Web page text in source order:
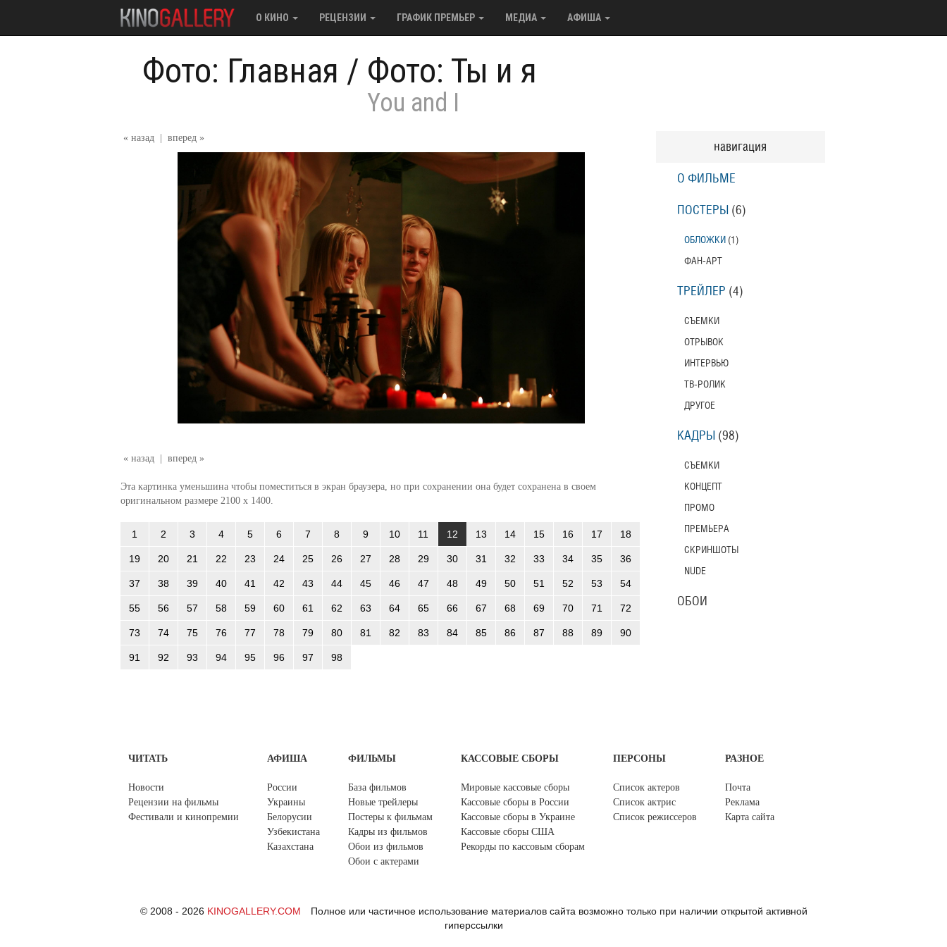
О КИНО РЕЦЕНЗИИ ГРАФИК ПРЕМЬЕР МЕДИА АФИША
Фото: Главная / Фото: Ты и я
You and I
« назад вперед »
« назад вперед »
Эта картинка уменьшина чтобы поместиться в экран браузера, но при сохранении она будет сохранена в своем
оригинальном размере 2100 x 1400.
1 2 3 4 5 6 7 8 9 10 11 12 13 14 15 16 17 18
19 20 21 22 23 24 25 26 27 28 29 30 31 32 33 34 35 36
37 38 39 40 41 42 43 44 45 46 47 48 49 50 51 52 53 54
55 56 57 58 59 60 61 62 63 64 65 66 67 68 69 70 71 72
73 74 75 76 77 78 79 80 81 82 83 84 85 86 87 88 89 90
91 92 93 94 95 96 97 98
навигация
О ФИЛЬМЕ
ПОСТЕРЫ (6)
ОБЛОЖКИ (1)
ФАН-АРТ
ТРЕЙЛЕР (4)
СЪЕМКИ
ОТРЫВОК
ИНТЕРВЬЮ
ТВ-РОЛИК
ДРУГОЕ
КАДРЫ (98)
СЪЕМКИ
КОНЦЕПТ
ПРОМО
ПРЕМЬЕРА
СКРИНШОТЫ
NUDE
ОБОИ
ЧИТАТЬ
Новости
Рецензии на фильмы
Фестивали и кинопремии
АФИША
России
Украины
Белорусии
Узбекистана
Казахстана
ФИЛЬМЫ
База фильмов
Новые трейлеры
Постеры к фильмам
Кадры из фильмов
Обои из фильмов
Обои с актерами
КАССОВЫЕ СБОРЫ
Мировые кассовые сборы
Кассовые сборы в России
Кассовые сборы в Украине
Кассовые сборы США
Рекорды по кассовым сборам
ПЕРСОНЫ
Список актеров
Список актрис
Список режиссеров
РАЗНОЕ
Почта
Реклама
Карта сайта
© 2008 - 2026 KINOGALLERY.COM
Полное или частичное использование материалов сайта возможно только при наличии открытой активной
гиперссылки